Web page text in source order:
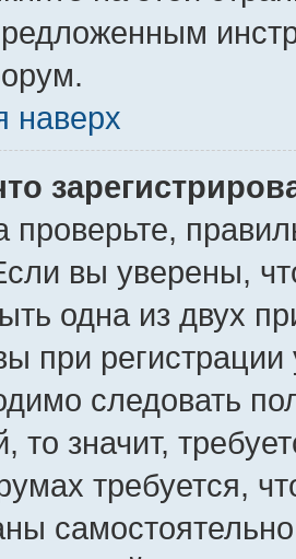
наверх
проверьте,
вы уверены,
одна из двух
при
следовать
то значит,
требуется,